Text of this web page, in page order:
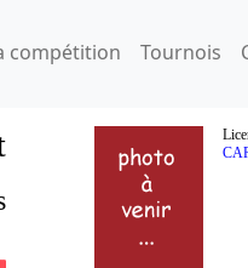
compétition Tournois